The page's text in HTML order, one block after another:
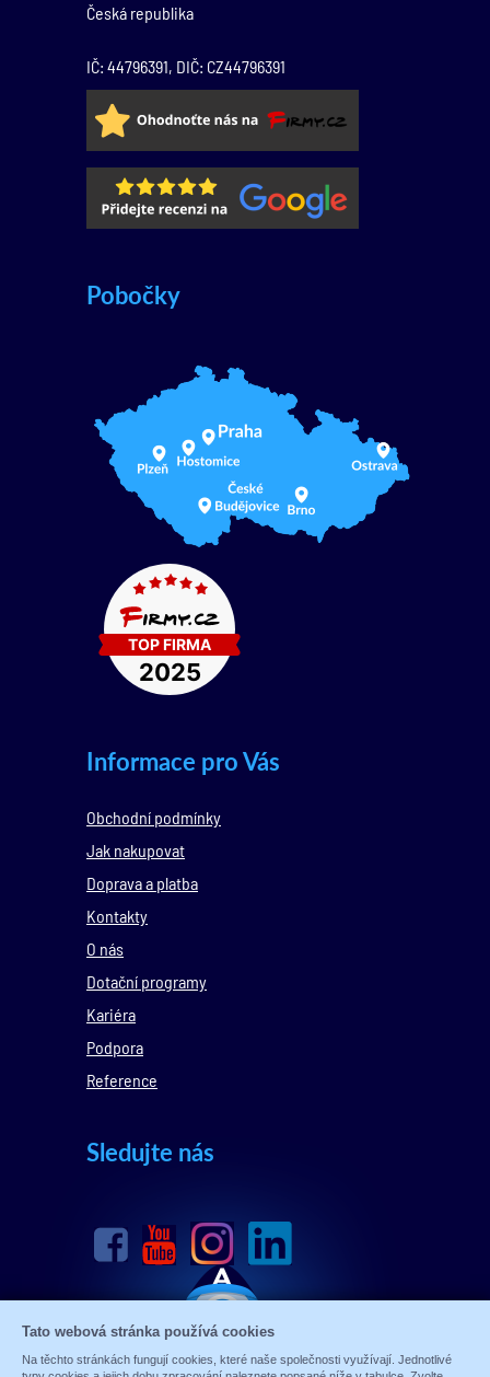
Česká republika
IČ: 44796391, DIČ: CZ44796391
Pobočky
Informace pro Vás
Obchodní podmínky
Jak nakupovat
Doprava a platba
Kontakty
O nás
Dotační programy
Kariéra
Podpora
Reference
Sledujte nás
Tato webová stránka používá cookies
Na těchto stránkách fungují cookies, které naše společnosti využívají. Jednotlivé